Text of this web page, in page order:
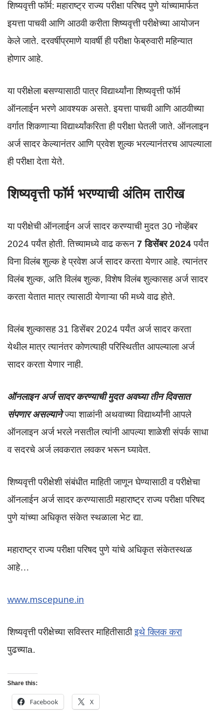
at
s
A
p
ail tt
er
c
e
b
k
ar
e
शिष्यवृत्ती फॉर्म: महाराष्ट्र राज्य परीक्षा परिषद पुणे यांच्यामार्फत
इयत्ता पाचवी आणि आठवी करीता शिष्यवृत्ती परीक्षेच्या आयोजन
केले जाते. दरवर्षीप्रमाणे यावर्षी ही परीक्षा फेब्रुवारी महिन्यात
होणार आहे.
या परीक्षेला बसण्यासाठी पात्र विद्यार्थ्यांना शिष्यवृत्ती फॉर्म
ऑनलाईन भरणे आवश्यक असते. इयत्ता पाचवी आणि आठवीच्या
वर्गात शिकणाऱ्या विद्यार्थ्यांकरिता ही परीक्षा घेतली जाते. ऑनलाइन
अर्ज सादर केल्यानंतर आणि प्रवेश शुल्क भरल्यानंतरच आपल्याला
ही परीक्षा देता येते.
शिष्यवृत्ती फॉर्म भरण्याची अंतिम तारीख
या परीक्षेची ऑनलाईन अर्ज सादर करण्याची मुदत 30 नोव्हेंबर
2024 पर्यंत होती. तिच्यामध्ये वाढ करून 7 डिसेंबर 2024पर्यंत
विना विलंब शुल्क हे प्रवेश अर्ज सादर करता येणार आहे. त्यानंतर
विलंब शुल्क, अति विलंब शुल्क, विशेष विलंब शुल्कासह अर्ज सादर
करता येतात मात्र त्यासाठी येणाऱ्या फी मध्ये वाढ होते.
विलंब शुल्कासह 31 डिसेंबर 2024 पर्यंत अर्ज सादर करता
येथील मात्र त्यानंतर कोणत्याही परिस्थितीत आपल्याला अर्ज
सादर करता येणार नाही.
ऑनलाइन अर्ज सादर करण्याची मुदत अवघ्या तीन दिवसात
संपणार असल्यानेज्या शाळांनी अथवाच्या विद्यार्थ्यांनी आपले
ऑनलाइन अर्ज भरले नसतील त्यांनी आपल्या शाळेशी संपर्क साधा
व सदरचे अर्ज लवकरात लवकर भरून घ्यावेत.
शिष्यवृत्ती परीक्षेशी संबंधीत माहिती जाणून घेण्यासाठी व परीक्षेचा
ऑनलाईन अर्ज सादर करण्यासाठी महाराष्ट्र राज्य परीक्षा परिषद
पुणे यांच्या अधिकृत संकेत स्थळाला भेट द्या.
महाराष्ट्र राज्य परीक्षा परिषद पुणे यांचे अधिकृत संकेतस्थळ
आहे…
www.mscepune.in
शिष्यवृत्ती परीक्षेच्या सविस्तर माहितीसाठीइथे क्लिक करा
पुढच्याa.
Share this:
Facebook X